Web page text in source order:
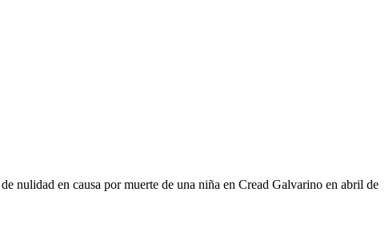
nulidad en causa por muerte de una niña en Cread Galvarino en abril de